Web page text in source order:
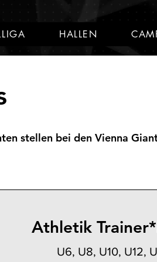
HALLEN
stellen bei den Vienna
Athletik
U6, U8, U10, U12,